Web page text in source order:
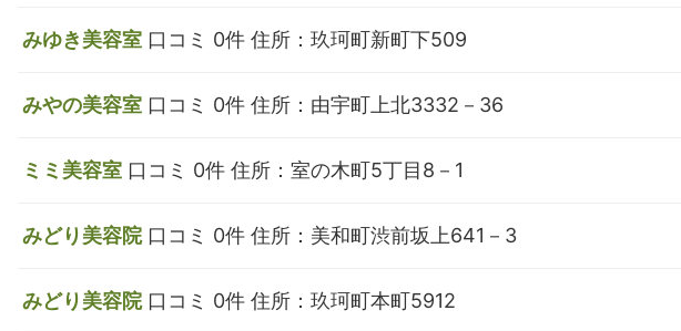
みゆき美容室 口コミ 0件 住所：玖珂町新町下509
みやの美容室 口コミ 0件 住所：由宇町上北3332－36
ミミ美容室 口コミ 0件 住所：室の木町5丁目8－1
みどり美容院 口コミ 0件 住所：美和町渋前坂上641－3
みどり美容院 口コミ 0件 住所：玖珂町本町5912